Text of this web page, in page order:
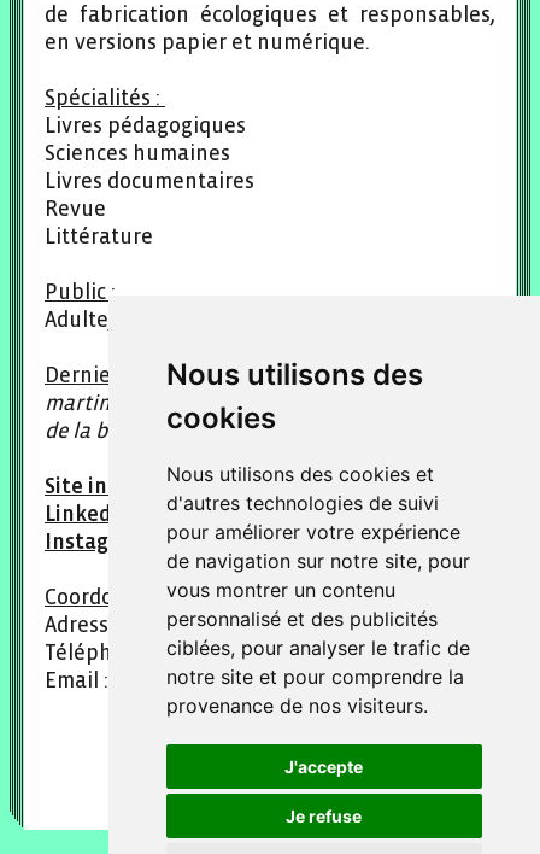
Nous utilisons des
cookies
Nous utilisons des cookies et
d'autres technologies de suivi
pour améliorer votre expérience
de navigation sur notre site, pour
vous montrer un contenu
personnalisé et des publicités
ciblées, pour analyser le trafic de
notre site et pour comprendre la
provenance de nos visiteurs.
J'accepte
Je refuse
de fabrication écologiques et responsables,
en versions papier et numérique.
Spécialités :
Livres pédagogiques
Sciences humaines
Livres documentaires
Revue
Littérature
Public :
Adulte, Jeunesse
Derniers titres parus : Pharmacopée
martiniquaise traditionnelle, Cabosse, Bêtes
de la brousse.
Site internet : www.scitep.fr
LinkedIn : scitep
Instagram : @mylene_scitep
Coordonnées :
Adresse : 4 Rue Botzaris, Paris 19e
Téléphone : 09 80 31 03 70
Email : mdf@scitep.fr